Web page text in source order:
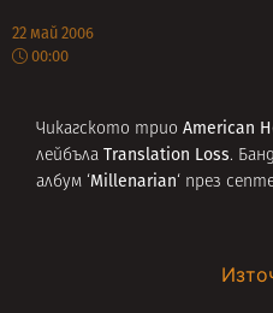
22 май 2006
00:00
Чикагското трио American
лейбъла Translation Loss.
албум ‘Millenarian‘ през